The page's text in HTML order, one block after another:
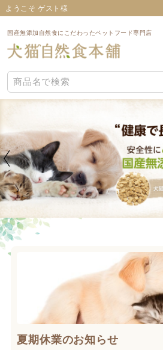
ようこそ ゲスト様
国産無添加自然食にこだわったペットフード専門店
夏期休業のお知らせ